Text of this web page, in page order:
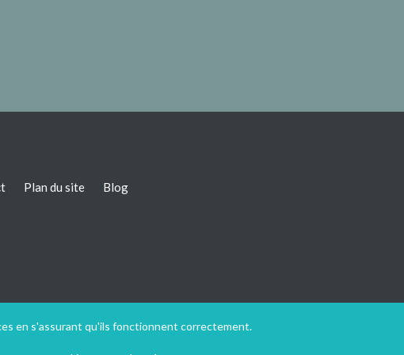
en s'assurant qu'ils fonctionnent correctement.
Plan du site Blog